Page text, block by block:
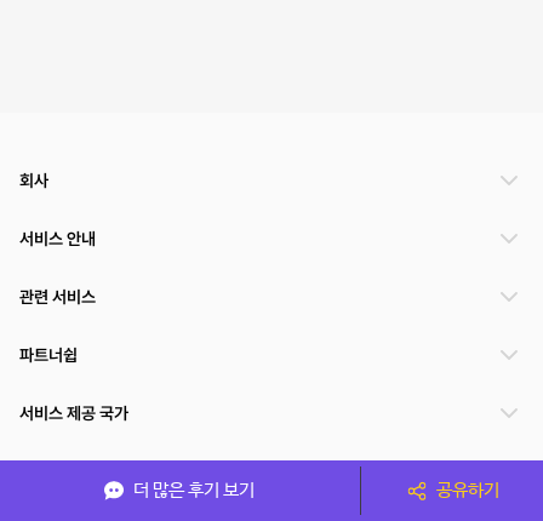
더 많은 후기 보기 공유하기
회사
서비스 안내
관련 서비스
파트너쉽
서비스 제공 국가
(주)NSPACE 사업자정보